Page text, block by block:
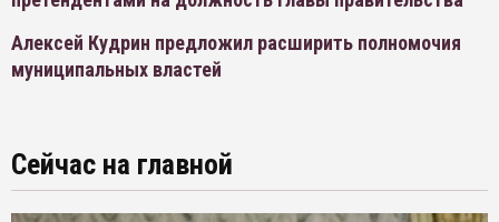
Алексей Кудрин предложил расширить полномочия
муниципальных властей
Сейчас на главной